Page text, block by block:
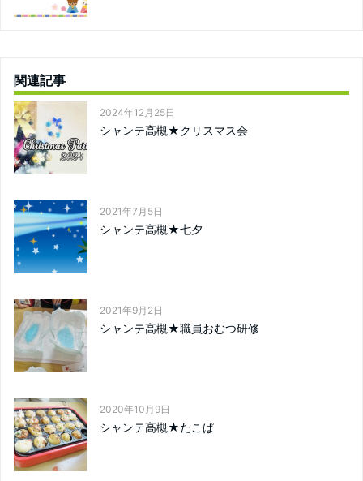
関連記事
2024年12月25日
シャンテ高槻★クリスマス会
2021年7月5日
シャンテ高槻★七夕
2021年9月2日
シャンテ高槻★職員おむつ研修
2020年10月9日
シャンテ高槻★たこぱ